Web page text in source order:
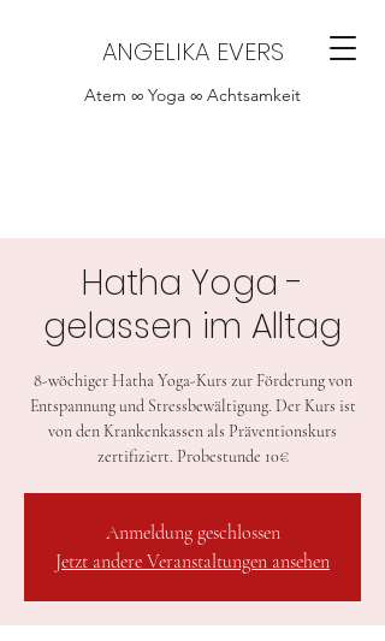
ANGELIKA EVERS
Atem ∞ Yoga ∞ Achtsamkeit
Hatha Yoga -
gelassen im Alltag
8-wöchiger Hatha Yoga-Kurs zur Förderung von
Entspannung und Stressbewältigung. Der Kurs ist
von den Krankenkassen als Präventionskurs
zertifiziert. Probestunde 10€
Anmeldung geschlossen
Jetzt andere Veranstaltungen ansehen